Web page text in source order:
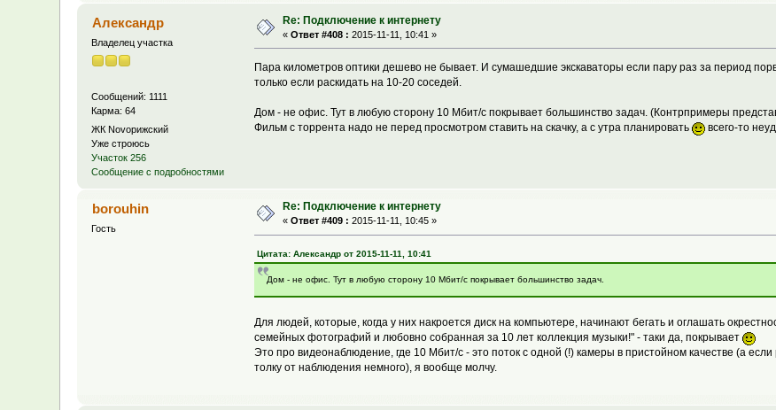
Александр
Владелец участка
Сообщений: 1111
Карма: 64
ЖК Novoрижский
Уже строюсь
Участок 256
Сообщение с подробностями
Re: Подключение к интернету
«Ответ #408 : 2015-11-11, 10:41 »
Пара километров оптики дешево не бывает. И сумашедшие экскаваторы если пару раз за период
только если раскидать на 10-20 соседей.
Дом - не офис. Тут в любую сторону 10 Мбит/с покрывает большинство задач. (Контрпримеры
Фильм с торрента надо не перед просмотром ставить на скачку, а с утра планировать
всего-то
borouhin
Гость
Re: Подключение к интернету
«Ответ #409 : 2015-11-11, 10:45 »
Цитата: Александр от 2015-11-11, 10:41
Дом - не офис. Тут в любую сторону 10 Мбит/с покрывает большинство задач.
Для людей, которые, когда у них накроется диск на компьютере, начинают бегать и оглашать
семейных фотографий и любовно собранная за 10 лет коллекция музыки!" - таки да, покрывает
Это про видеонаблюдение, где 10 Мбит/с - это поток с одной (!) камеры в пристойном качестве (а
толку от наблюдения немного), я вообще молчу.